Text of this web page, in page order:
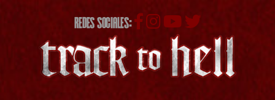
REDES SOCIALES: